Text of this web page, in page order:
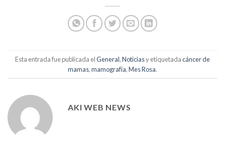
Esta entrada fue publicada elGeneral,Noticiasy etiquetadacáncer de
mamas,mamografía,Mes Rosa.
AKI WEB NEWS